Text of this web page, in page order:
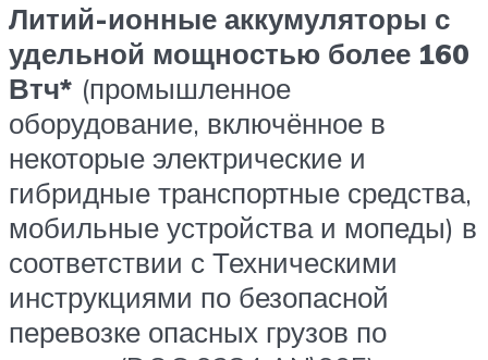
Литий-ионные аккумуляторы с
удельной мощностью более 160
Втч* (промышленное
оборудование, включённое в
некоторые электрические и
гибридные транспортные средства,
мобильные устройства и мопеды) в
соответствии с Техническими
инструкциями по безопасной
перевозке опасных грузов по